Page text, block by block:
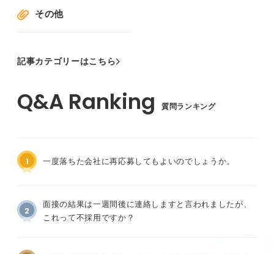
その他
記事カテゴリーはこちら
質問ランキング
1 一度落ちた会社に再応募してもよいのでしょうか。
2
面接の結果は一週間後に連絡しますと言われましたが、
これって不採用ですか？